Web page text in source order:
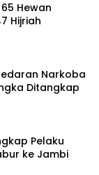
Hewan
Hijriah
Narkoba
Ditangkap
Pelaku
ke Jambi